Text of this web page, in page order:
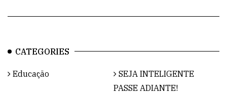
CATEGORIES
Educação
SEJA INTELIGENTE
PASSE ADIANTE!